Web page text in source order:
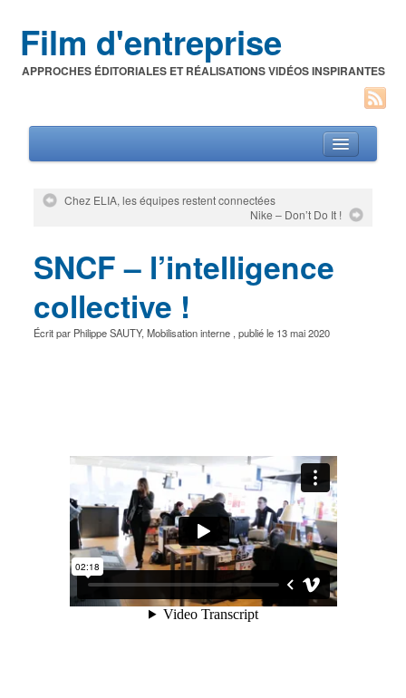
Film d'entreprise
APPROCHES ÉDITORIALES ET RÉALISATIONS VIDÉOS INSPIRANTES
A propos de l’auteur
Chez ELIA, les équipes restent connectées
Nike – Don’t Do It !
SNCF – l’intelligence
collective !
Écrit par Philippe SAUTY, Mobilisation interne, publié le 13 mai 2020